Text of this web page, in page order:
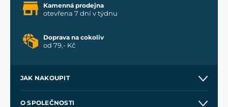
Kamenná prodejna
otevřena 7 dní v týdnu
Doprava na cokoliv
od 79,- Kč
JAK NAKOUPIT
O SPOLEČNOSTI